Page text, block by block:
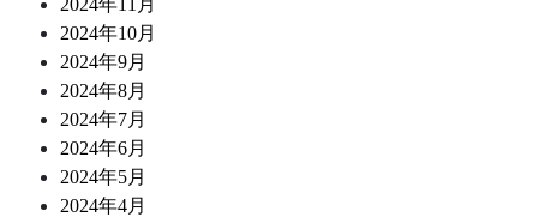
2024年11月
2024年10月
2024年9月
2024年8月
2024年7月
2024年6月
2024年5月
2024年4月